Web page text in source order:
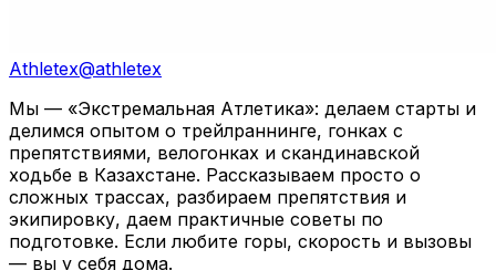
Athletex@athletex
Мы — «Экстремальная Атлетика»: делаем старты и
делимся опытом о трейлраннинге, гонках с
препятствиями, велогонках и скандинавской
ходьбе в Казахстане. Рассказываем просто о
сложных трассах, разбираем препятствия и
экипировку, даем практичные советы по
подготовке. Если любите горы, скорость и вызовы
— вы у себя дома.